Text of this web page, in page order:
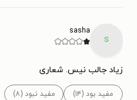
s
sasha
زیاد جالب نیس. شعاری
مفید بود (۱۴) مفید نبود (۸)